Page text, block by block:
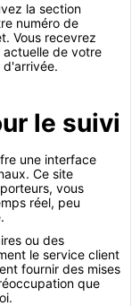
la section
numéro de
Vous recevrez
actuelle de votre
le suivi
une interface
Ce site
vous
réel, peu
ou des
le service client
fournir des mises
que